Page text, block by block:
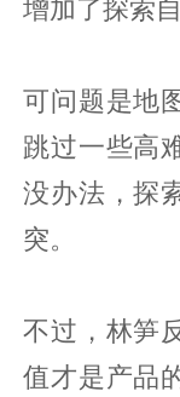
增加了探索自
可问题是地
跳过一些高
没办法，探
突。
不过，林笋
值才是产品